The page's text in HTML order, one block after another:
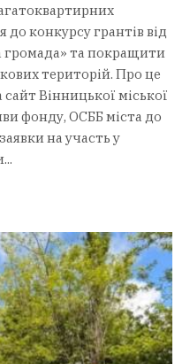
конкурсу грантів від
та покращити
територій. Про це
Вінницької міської
фонду, ОСББ міста до
на участь у